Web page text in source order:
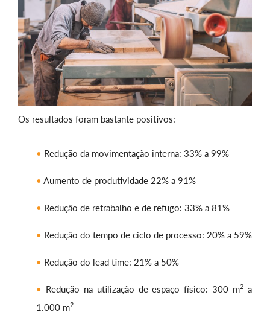
Os resultados foram bastante positivos:
Redução da movimentação interna: 33% a 99%
Aumento de produtividade 22% a 91%
Redução de retrabalho e de refugo: 33% a 81%
Redução do tempo de ciclo de processo: 20% a 59%
Redução do lead time: 21% a 50%
Redução na utilização de espaço físico: 300 m2 a
1.000 m2